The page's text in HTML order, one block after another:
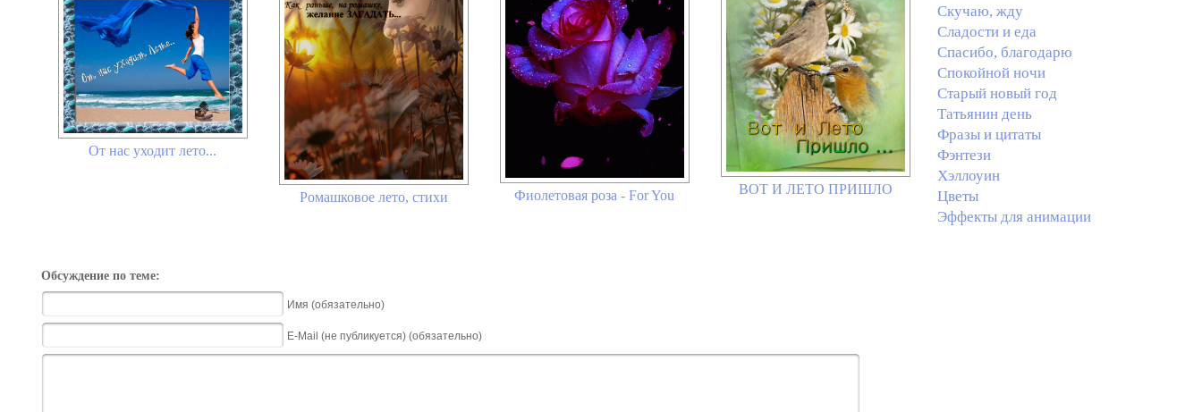
От нас уходит лето...
Ромашковое лето, стихи Фиолетовая роза - For You ВОТ И ЛЕТО ПРИШЛО
Обсуждение по теме:
Имя (обязательно)
E-Mail (не публикуется) (обязательно)
Скучаю, жду
Сладости и еда
Спасибо, благодарю
Спокойной ночи
Старый новый год
Татьянин день
Фразы и цитаты
Фэнтези
Хэллоуин
Цветы
Эффекты для анимации